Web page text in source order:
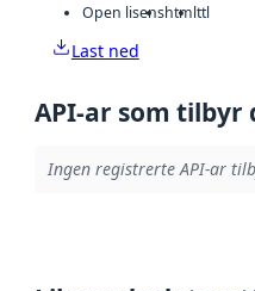
Open lisenshtmlttl
Last ned
API-ar som
Ingen registrerte API-ar